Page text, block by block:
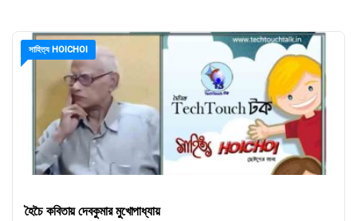
সাহিত্য HOICHOI
হৈচৈ কবিতায় দেবকুমার মুখোপাধ্যায়